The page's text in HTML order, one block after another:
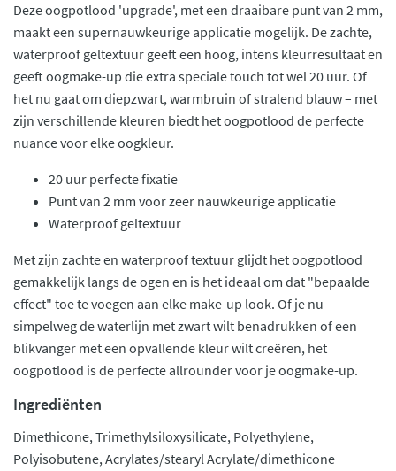
Deze oogpotlood 'upgrade', met een draaibare punt van 2 mm,
maakt een supernauwkeurige applicatie mogelijk. De zachte,
waterproof geltextuur geeft een hoog, intens kleurresultaat en
geeft oogmake-up die extra speciale touch tot wel 20 uur. Of
het nu gaat om diepzwart, warmbruin of stralend blauw – met
zijn verschillende kleuren biedt het oogpotlood de perfecte
nuance voor elke oogkleur.
20 uur perfecte fixatie
Punt van 2 mm voor zeer nauwkeurige applicatie
Waterproof geltextuur
Met zijn zachte en waterproof textuur glijdt het oogpotlood
gemakkelijk langs de ogen en is het ideaal om dat "bepaalde
effect" toe te voegen aan elke make-up look. Of je nu
simpelweg de waterlijn met zwart wilt benadrukken of een
blikvanger met een opvallende kleur wilt creëren, het
oogpotlood is de perfecte allrounder voor je oogmake-up.
Ingrediënten
Dimethicone, Trimethylsiloxysilicate, Polyethylene,
Polyisobutene, Acrylates/stearyl Acrylate/dimethicone